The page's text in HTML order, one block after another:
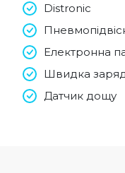
Distronic
Електронна
Швидка
Датчик дощу